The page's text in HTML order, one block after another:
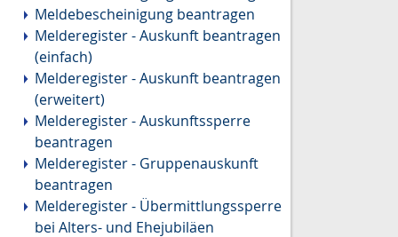
Meldebescheinigung beantragen
Melderegister - Auskunft beantragen
(einfach)
Melderegister - Auskunft beantragen
(erweitert)
Melderegister - Auskunftssperre
beantragen
Melderegister - Gruppenauskunft
beantragen
Melderegister - Übermittlungssperre
bei Alters- und Ehejubiläen